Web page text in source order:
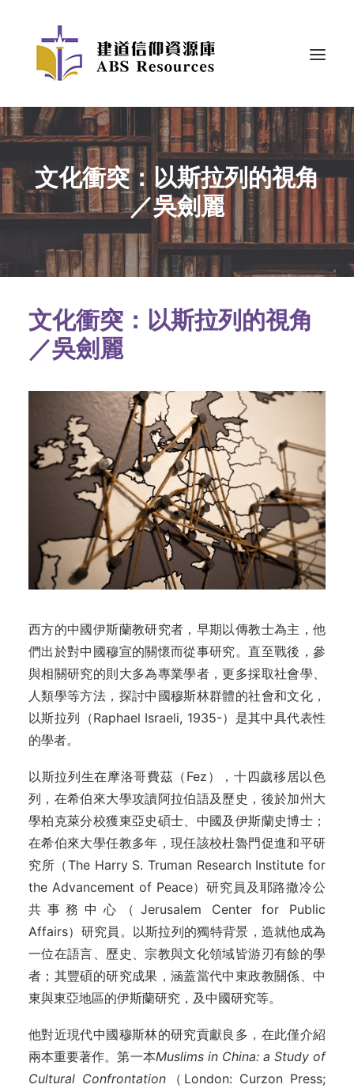
文化衝突：以斯拉列的視角
／吳劍麗
文化衝突：以斯拉列的視角
／吳劍麗
西方的中國伊斯蘭教研究者，早期以傳教士為主，他
們出於對中國穆宣的關懷而從事研究。直至戰後，參
與相關研究的則大多為專業學者，更多採取社會學、
人類學等方法，探討中國穆斯林群體的社會和文化，
以斯拉列（Raphael Israeli, 1935-）是其中具代表性
的學者。
以斯拉列生在摩洛哥費茲（Fez），十四歲移居以色
列，在希伯來大學攻讀阿拉伯語及歷史，後於加州大
學柏克萊分校獲東亞史碩士、中國及伊斯蘭史博士；
在希伯來大學任教多年，現任該校杜魯門促進和平研
究所（The Harry S. Truman Research Institute for
the Advancement of Peace）研究員及耶路撒冷公
共事務中心（Jerusalem Center for Public
Affairs）研究員。以斯拉列的獨特背景，造就他成為
一位在語言、歷史、宗教與文化領域皆游刃有餘的學
者；其豐碩的研究成果，涵蓋當代中東政教關係、中
東與東亞地區的伊斯蘭研究，及中國研究等。
他對近現代中國穆斯林的研究貢獻良多，在此僅介紹
兩本重要著作。第一本Muslims in China: a Study of
Cultural Confrontation（London: Curzon Press;